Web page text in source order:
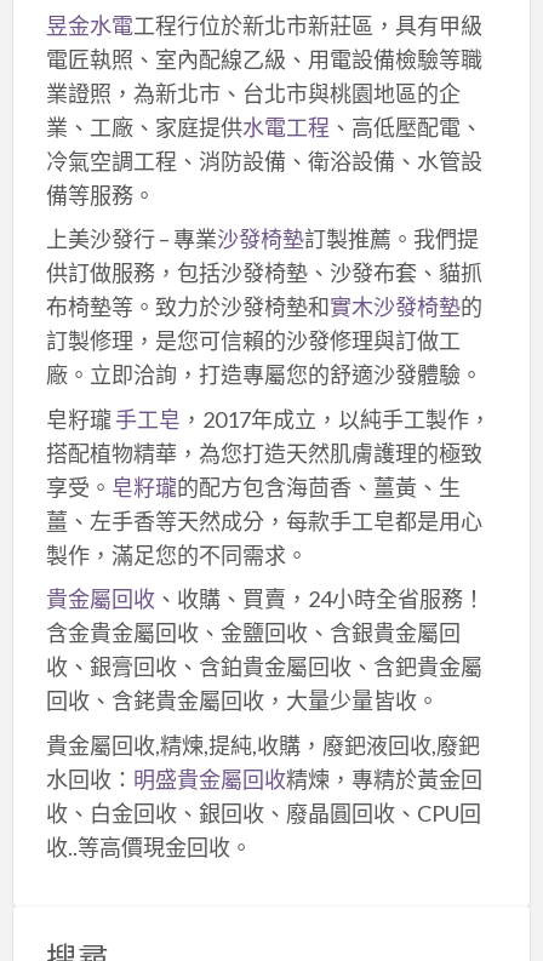
昱金水電工程行位於新北市新莊區，具有甲級
電匠執照、室內配線乙級、用電設備檢驗等職
業證照，為新北市、台北市與桃園地區的企
業、工廠、家庭提供水電工程 、高低壓配電、
冷氣空調工程、消防設備、衛浴設備、水管設
備等服務。
上美沙發行 – 專業沙發椅墊訂製推薦。我們提
供訂做服務，包括沙發椅墊、沙發布套、貓抓
布椅墊等。致力於沙發椅墊和實木沙發椅墊的
訂製修理，是您可信賴的沙發修理與訂做工
廠。立即洽詢，打造專屬您的舒適沙發體驗。
皂籽瓏手工皂 ，2017年成立，以純手工製作，
搭配植物精華，為您打造天然肌膚護理的極致
享受。 皂籽瓏的配方包含海茴香、薑黃、生
薑、左手香等天然成分，每款手工皂都是用心
製作，滿足您的不同需求。
貴金屬回收、收購、買賣，24小時全省服務！
含金貴金屬回收、金鹽回收、含銀貴金屬回
收、銀膏回收、含鉑貴金屬回收、含鈀貴金屬
回收、含銠貴金屬回收，大量少量皆收。
貴金屬回收,精煉,提純,收購，廢鈀液回收,廢鈀
水回收： 明盛貴金屬回收精煉，專精於黃金回
收、白金回收、銀回收、廢晶圓回收、CPU回
收..等高價現金回收。